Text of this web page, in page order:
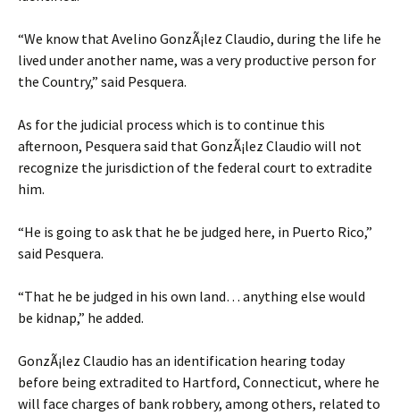
“We know that Avelino GonzÃ¡lez Claudio, during the life he
lived under another name, was a very productive person for
the Country,” said Pesquera.
As for the judicial process which is to continue this
afternoon, Pesquera said that GonzÃ¡lez Claudio will not
recognize the jurisdiction of the federal court to extradite
him.
“He is going to ask that he be judged here, in Puerto Rico,”
said Pesquera.
“That he be judged in his own land… anything else would
be kidnap,” he added.
GonzÃ¡lez Claudio has an identification hearing today
before being extradited to Hartford, Connecticut, where he
will face charges of bank robbery, among others, related to